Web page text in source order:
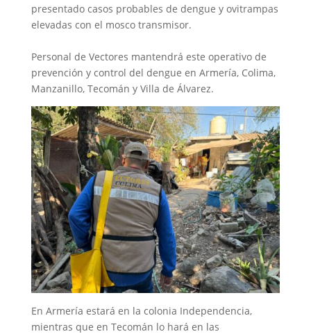
presentado casos probables de dengue y ovitrampas
elevadas con el mosco transmisor.
Personal de Vectores mantendrá este operativo de
prevención y control del dengue en Armería, Colima,
Manzanillo, Tecomán y Villa de Álvarez.
En Armería estará en la colonia Independencia,
mientras que en Tecomán lo hará en las